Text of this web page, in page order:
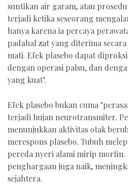
suntikan air garam, atau
terjadi ketika seseorang
hanya karena ia percaya
padahal zat yang diterima
mati. Efek plasebo dapat
dengan operasi palsu, dan
yang kuat".
Efek plasebo bukan cuma
terjadi hujan neurotransmiter.
menunjukkan aktivitas otak
merespons plasebo. Tubuh
pereda nyeri alami mirip morfin.
penghargaan juga naik,
sejahtera.